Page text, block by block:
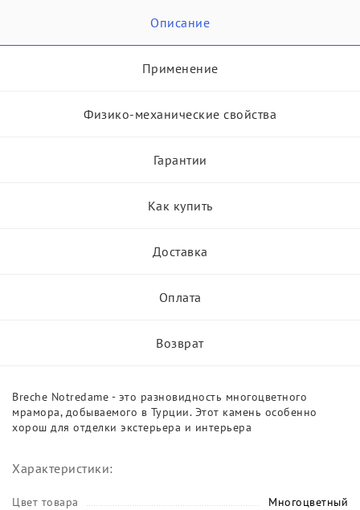
Описание
Применение
Физико-механические свойства
Гарантии
Как купить
Доставка
Оплата
Возврат
Breche Notredame - это разновидность многоцветного
мрамора, добываемого в Турции. Этот камень особенно
хорош для отделки экстерьера и интерьера
Характеристики:
Цвет товара
Многоцветный